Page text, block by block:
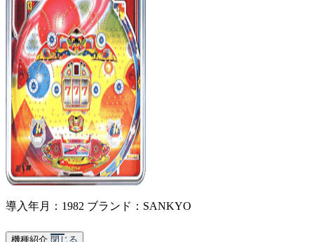
導入年月：1982 ブランド：SANKYO
機種紹介 閉じる